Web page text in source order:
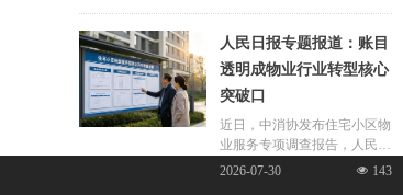
治成为未来核心发展主线。
人民日报专题报道：账目
透明成物业行业转型核心
突破口
近日，中消协发布住宅小区物
业服务专项调查报告，人民日
报同步刊发专题报道，直指超
넶 143
2026-07-30